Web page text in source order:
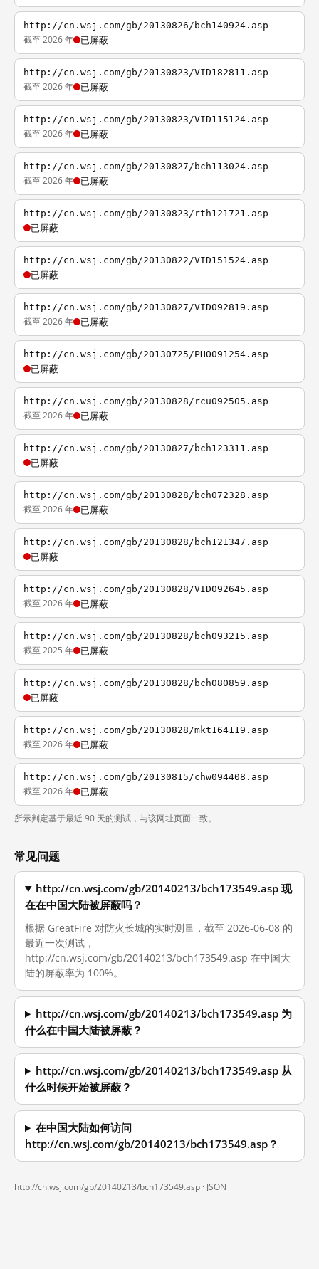
http://cn.wsj.com/gb/20130826/bch140924.asp
截至 2026 年 已屏蔽
http://cn.wsj.com/gb/20130823/VID182811.asp
截至 2026 年 已屏蔽
http://cn.wsj.com/gb/20130823/VID115124.asp
截至 2026 年 已屏蔽
http://cn.wsj.com/gb/20130827/bch113024.asp
截至 2026 年 已屏蔽
http://cn.wsj.com/gb/20130823/rth121721.asp
已屏蔽
http://cn.wsj.com/gb/20130822/VID151524.asp
已屏蔽
http://cn.wsj.com/gb/20130827/VID092819.asp
截至 2026 年 已屏蔽
http://cn.wsj.com/gb/20130725/PHO091254.asp
已屏蔽
http://cn.wsj.com/gb/20130828/rcu092505.asp
截至 2026 年 已屏蔽
http://cn.wsj.com/gb/20130827/bch123311.asp
已屏蔽
http://cn.wsj.com/gb/20130828/bch072328.asp
截至 2026 年 已屏蔽
http://cn.wsj.com/gb/20130828/bch121347.asp
已屏蔽
http://cn.wsj.com/gb/20130828/VID092645.asp
截至 2026 年 已屏蔽
http://cn.wsj.com/gb/20130828/bch093215.asp
截至 2025 年 已屏蔽
http://cn.wsj.com/gb/20130828/bch080859.asp
已屏蔽
http://cn.wsj.com/gb/20130828/mkt164119.asp
截至 2026 年 已屏蔽
http://cn.wsj.com/gb/20130815/chw094408.asp
截至 2026 年 已屏蔽
所示判定基于最近 90 天的测试，与该网址页面一致。
常见问题
http://cn.wsj.com/gb/20140213/bch173549.asp 现
在在中国大陆被屏蔽吗？
根据 GreatFire 对防火长城的实时测量，截至 2026-06-08 的
最近一次测试，
http://cn.wsj.com/gb/20140213/bch173549.asp 在中国大
陆的屏蔽率为 100%。
http://cn.wsj.com/gb/20140213/bch173549.asp 为
什么在中国大陆被屏蔽？
http://cn.wsj.com/gb/20140213/bch173549.asp 从
什么时候开始被屏蔽？
在中国大陆如何访问
http://cn.wsj.com/gb/20140213/bch173549.asp？
http://cn.wsj.com/gb/20140213/bch173549.asp · JSON